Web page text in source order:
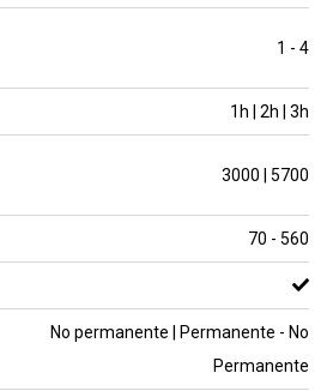
1 - 4
1h | 2h | 3h
3000 | 5700
70 - 560
No permanente | Permanente - No
Permanente